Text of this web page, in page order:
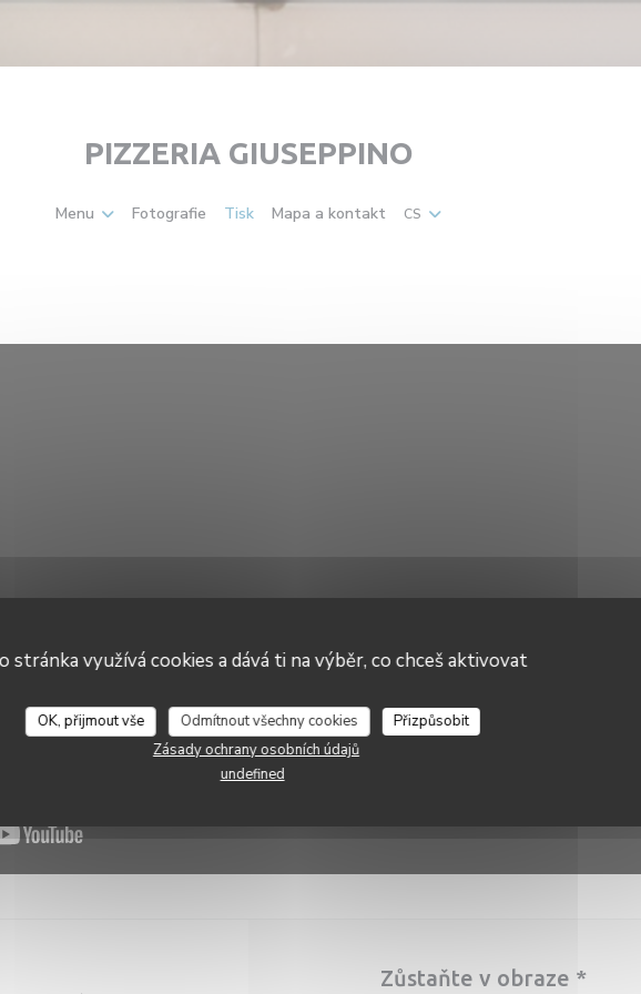
stránka využívá cookies a dává ti na výběr, co chceš aktivovat
OK, přijmout vše Odmítnout všechny cookies
Přizpůsobit
Zásady ochrany osobních údajů
undefined
PIZZERIA GIUSEPPINO
Menu Fotografie Tisk Mapa a kontakt CS
Zůstaňte v obraze *
Pizzeria Giuseppino